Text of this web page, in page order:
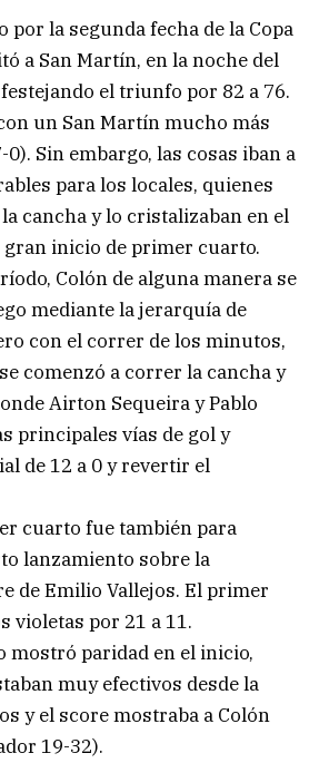
por la segunda fecha de la Copa
a San Martín, en la noche del
el triunfo por 82 a 76.
un San Martín mucho más
Sin embargo, las cosas iban a
para los locales, quienes
cancha y lo cristalizaban en el
gran inicio de primer cuarto.
Colón de alguna manera se
mediante la jerarquía de
con el correr de los minutos,
comenzó a correr la cancha y
Airton Sequeira y Pablo
principales vías de gol y
de 12 a 0 y revertir el
cuarto fue también para
lanzamiento sobre la
de Emilio Vallejos. El primer
violetas por 21 a 11.
mostró paridad en el inicio,
muy efectivos desde la
y el score mostraba a Colón
19-32).